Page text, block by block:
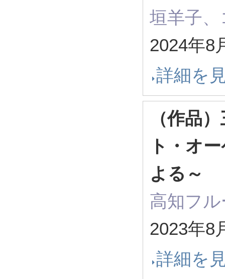
垣羊子
2024年8
詳細を
（作品
ト・オ
よる～
高知フ
2023年8
詳細を